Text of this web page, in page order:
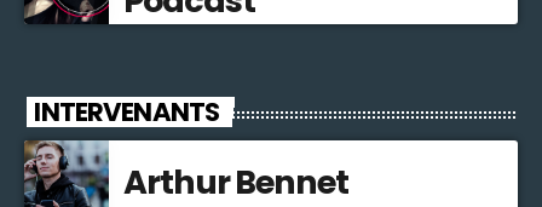
INTERVENANTS
Arthur Bennet